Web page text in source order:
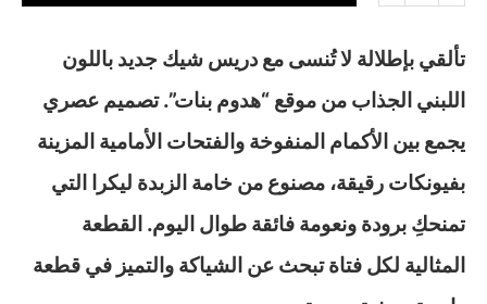
تألقي بإطلالة لا تُنسى مع دريس شيك جديد باللون
اللبني الجذاب من موقع “هدوم بنات”. تصميم عصري
يجمع بين الأكمام المنفوخة والفتحات الأمامية المزينة
بفيونكات رقيقة، مصنوع من خامة الزبدة ليكرا التي
تمنحكِ برودة ونعومة فائقة طوال اليوم. القطعة
المثالية لكل فتاة تبحث عن الشياكة والتميز في قطعة